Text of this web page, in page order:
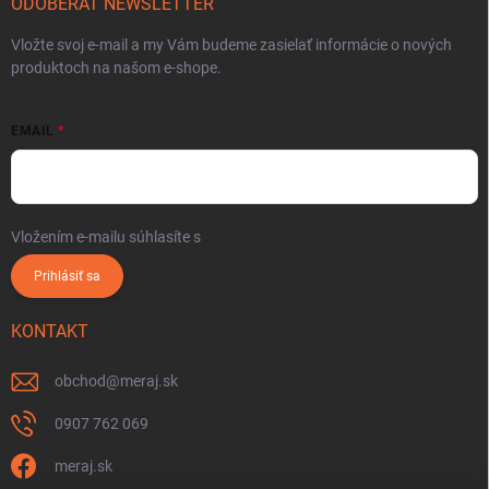
ODOBERAŤ NEWSLETTER
Vložte svoj e-mail a my Vám budeme zasielať informácie o nových
produktoch na našom e-shope.
EMAIL
Vložením e-mailu súhlasíte s
Prihlásiť sa
KONTAKT
obchod@meraj.sk
0907 762 069
meraj.sk